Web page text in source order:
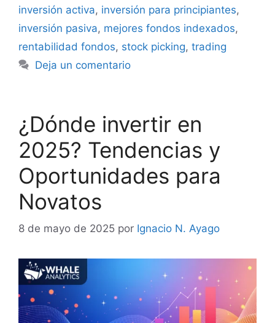
inversión activa, inversión para principiantes,
inversión pasiva, mejores fondos indexados,
rentabilidad fondos, stock picking, trading
Deja un comentario
¿Dónde invertir en
2025? Tendencias y
Oportunidades para
Novatos
8 de mayo de 2025 por Ignacio N. Ayago